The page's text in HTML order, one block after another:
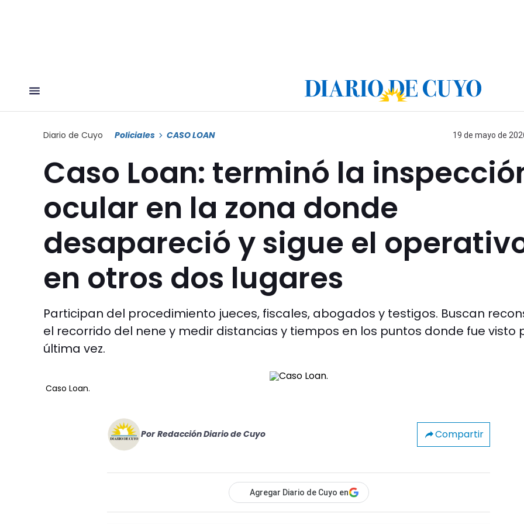
Diario de Cuyo Policiales CASO LOAN 19 de mayo de
Caso Loan: terminó la
ocular en la zona donde
desapareció y sigue el
en otros dos lugares
Participan del procedimiento jueces, fiscales, abogados y testigos. Buscan
el recorrido del nene y medir distancias y tiempos en los puntos donde fue visto
última vez.
Caso Loan.
Por Redacción Diario de Cuyo Compartir
Agregar Diario de Cuyo en